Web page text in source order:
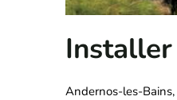
Andernos-les-